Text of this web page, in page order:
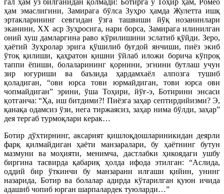
гал ҳам ўз билганидан қолмади: Ботирга у Тоҳир ҳам, Ромео
ҳам эмаслигини, Замирага бўлса Зуҳро ҳамда Жулетта ишқ
эртакларининг севгидан ўзга ташвиши йўқ нозанинлари
эканини, ХХ аср Зуҳросига, нари борса, Замирага илинилган
оний хуш дамларгина раво кўрилишини эслатиб қўйди. Зеро,
ҳаётий Зуҳролар эрига қўшилиб буғдой янчиши, пиёз экиб
ўтоқ қилиши, қаҳратон қишни ўйлаб иложи борича кўпроқ
таппи ёпиши, болаларининг қорнини, эгнини бутлаш учун
зир югуриши ва баъзида ҳардамхаёл алпозга тушиб
қоладиган, “ови юрса тови юрмайдиган, тови юрса ови
чопмайдиган” эрини, ўша Тоҳири, йўғ-э, Ботирини энсаси
қотганча: “Ҳа, иш битдими?! Пиёзга заҳар септирдийизми? Э,
қанақа одамсиз ўзи, нега тиржаясиз, заҳар нима бўлди, заҳар”
дея тергаб турмоқлари керак…
Ботир дўхтирнинг, аксарият қишлоқдошлариникидан деярли
фарқ қилмайдиган ҳаёти манзаралари, бу ҳаётнинг бутун
мазмуни ва моҳияти, менимча, дастлабки ҳикоядаги ушбу
биргина тасвирда қабариқ ҳолда ифода этилган: “Аслида,
оддий бир ўткинчи бу манзарани илғаши қийин, унинг
назарида, Ботир ва болалар адирда кўтарилган қуюн ичида
адашиб чопиб юрган шарпалардек туюларди…”